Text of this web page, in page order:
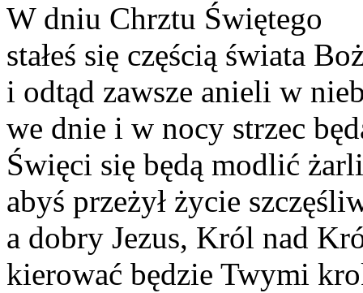
W dniu Chrztu Świętego
stałeś się częścią świata
i odtąd zawsze anieli w
we dnie i w nocy strzec
Święci się będą modlić
abyś przeżył życie
a dobry Jezus, Król nad
kierować będzie Twymi